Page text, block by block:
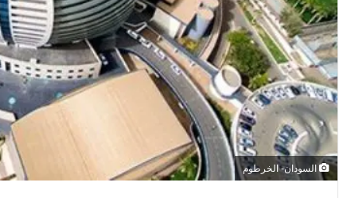
السودان- الخرطوم